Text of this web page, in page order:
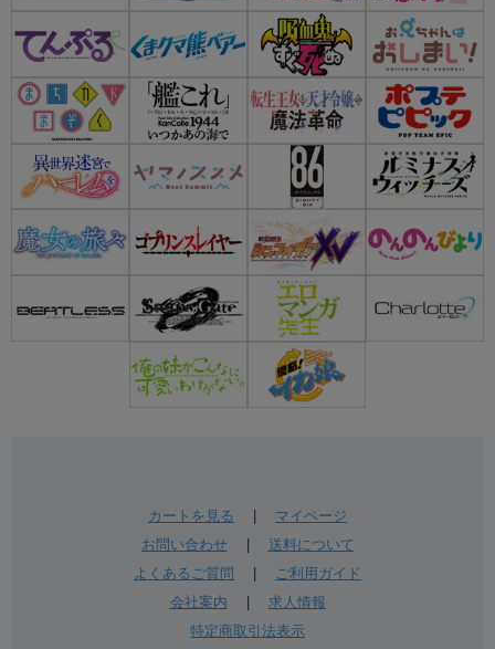
カートを見る
マイページ
お問い合わせ| 送料について
よくあるご質問
ご利用ガイド
会社案内
求人情報
特定商取引法表示